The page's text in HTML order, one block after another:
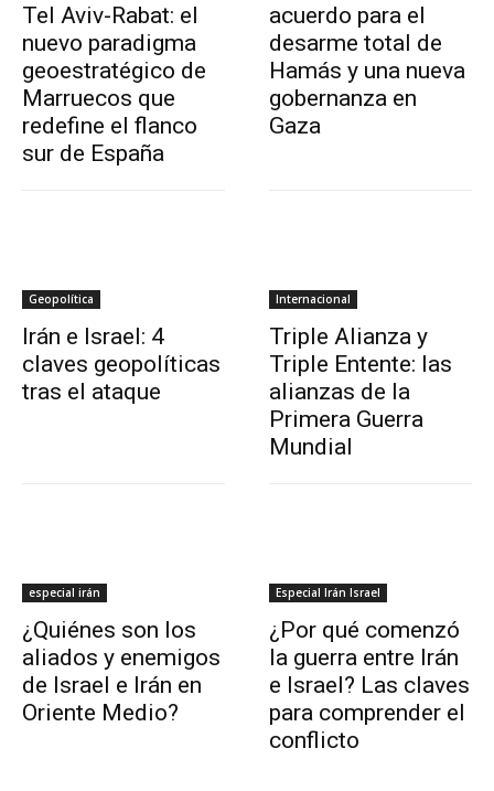
Tel Aviv-Rabat: el
nuevo paradigma
geoestratégico de
Marruecos que
redefine el flanco
sur de España
acuerdo para el
desarme total de
Hamás y una nueva
gobernanza en
Gaza
Geopolítica
Irán e Israel: 4
claves geopolíticas
tras el ataque
Internacional
Triple Alianza y
Triple Entente: las
alianzas de la
Primera Guerra
Mundial
especial irán
¿Quiénes son los
aliados y enemigos
de Israel e Irán en
Oriente Medio?
Especial Irán Israel
¿Por qué comenzó
la guerra entre Irán
e Israel? Las claves
para comprender el
conflicto